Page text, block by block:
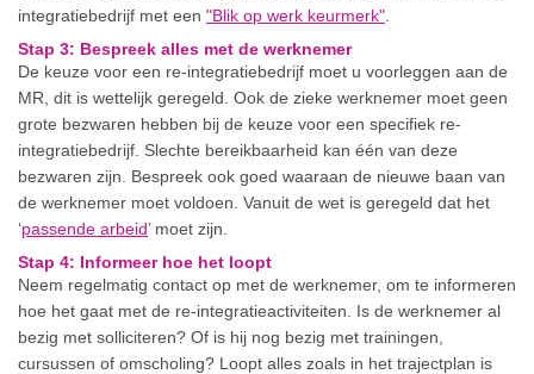
integratiebedrijf met een "Blik op werk keurmerk"
Stap 3: Bespreek alles met de werknemer
De keuze voor een re-integratiebedrijf moet u voorleggen aan de
MR, dit is wettelijk geregeld. Ook de zieke werknemer moet geen
grote bezwaren hebben bij de keuze voor een specifiek re-
integratiebedrijf. Slechte bereikbaarheid kan één van deze
bezwaren zijn. Bespreek ook goed waaraan de nieuwe baan van
de werknemer moet voldoen. Vanuit de wet is geregeld dat het
‘passende arbeid’ moet zijn.
Stap 4: Informeer hoe het loopt
Neem regelmatig contact op met de werknemer, om te informeren
hoe het gaat met de re-integratieactiviteiten. Is de werknemer al
bezig met solliciteren? Of is hij nog bezig met trainingen,
cursussen of omscholing? Loopt alles zoals in het trajectplan is